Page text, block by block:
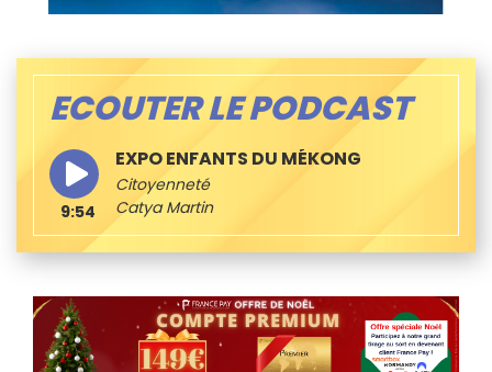
ECOUTER LE PODCAST
EXPO ENFANTS DU MÉKONG
Citoyenneté
Catya Martin
9:54